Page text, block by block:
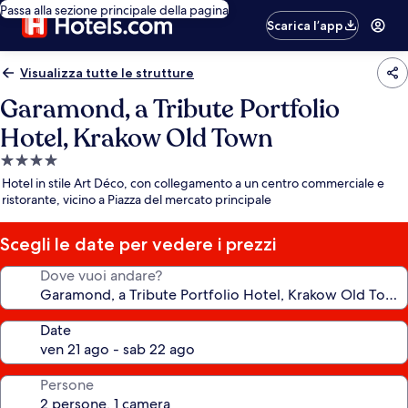
Passa alla sezione principale della pagina
Scarica l’app
Visualizza tutte le strutture
Garamond, a Tribute Portfolio
Hotel, Krakow Old Town
Struttura
a
4.0
stelle
Hotel in stile Art Déco, con collegamento a un centro commerciale e
ristorante, vicino a Piazza del mercato principale
Scegli le date per vedere i prezzi
Dove vuoi andare?
Date
Persone